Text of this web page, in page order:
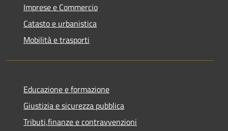
Imprese e Commercio
Catasto e urbanistica
Mobilità e trasporti
Educazione e formazione
Giustizia e sicurezza pubblica
Tributi,finanze e contravvenzioni